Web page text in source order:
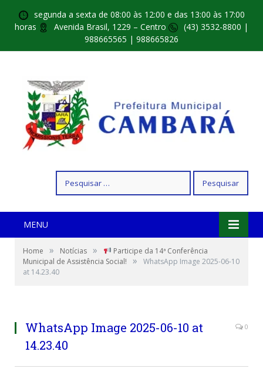
segunda a sexta de 08:00 às 12:00 e das 13:00 às 17:00
horas
Avenida Brasil, 1229 – Centro
(43) 3532-8800 |
988665565 | 988665826
por:
MENU
Home » Notícias »
Participe da 14ª Conferência
Municipal de Assistência Social!
»
WhatsApp Image 2025-06-10
at 14.23.40
WhatsApp Image 2025-06-10 at
14.23.40
0